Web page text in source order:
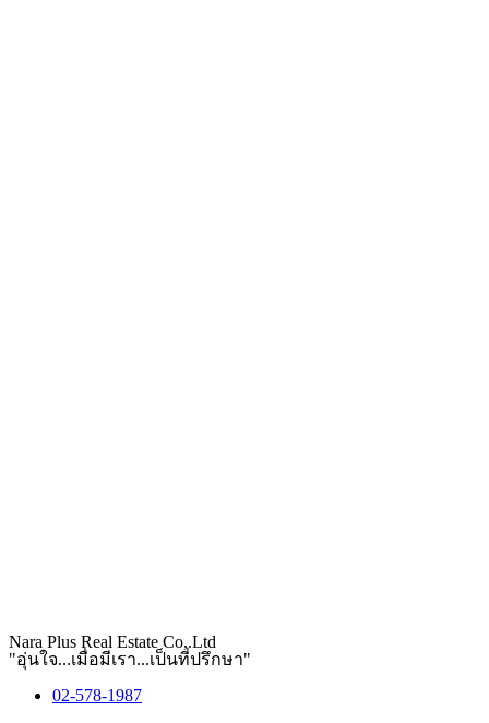
Nara Plus Real Estate Co,.Ltd
"อุ่นใจ...เมื่อมีเรา...เป็นที่ปรึกษา"
02-578-1987